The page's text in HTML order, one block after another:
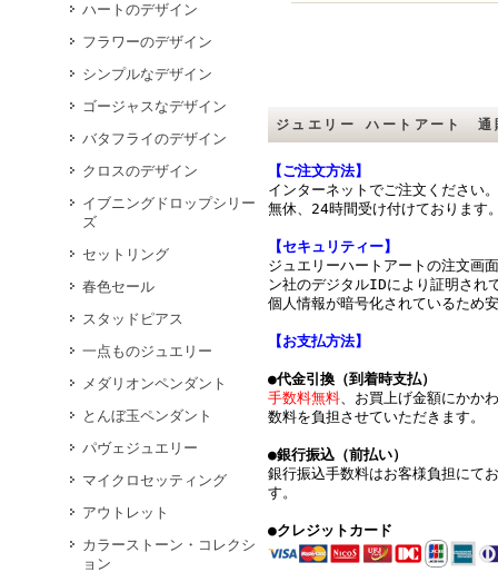
ハートのデザイン
フラワーのデザイン
シンプルなデザイン
ゴージャスなデザイン
バタフライのデザイン
クロスのデザイン
イブニングドロップシリー
ズ
セットリング
春色セール
スタッドピアス
一点ものジュエリー
メダリオンペンダント
とんぼ玉ペンダント
パヴェジュエリー
マイクロセッティング
アウトレット
カラーストーン・コレクシ
ョン
ジュエリー ハートアート 通
【ご注文方法】
インターネットでご注文ください
無休、24時間受け付けております
【セキュリティー】
ジュエリーハートアートの注文画
ン社のデジタルIDにより証明され
個人情報が暗号化されているため
【お支払方法】
●代金引換（到着時支払）
手数料無料、お買上げ金額にかか
数料を負担させていただきます。
●銀行振込（前払い）
銀行振込手数料はお客様負担にて
す。
●クレジットカード